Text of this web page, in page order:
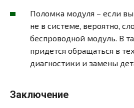
Поломка модуля – если
не в системе, вероятно,
беспроводной модуль. В
придется обращаться в
диагностики и замены
Заключение